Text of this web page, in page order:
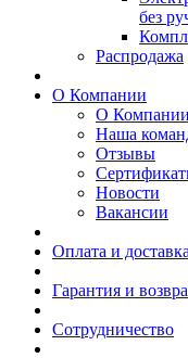
без
Распродажа
О Компании
О Компании
Наша
Отзывы
Новости
Вакансии
Оплата и доставка
Гарантия и
Сотрудничество